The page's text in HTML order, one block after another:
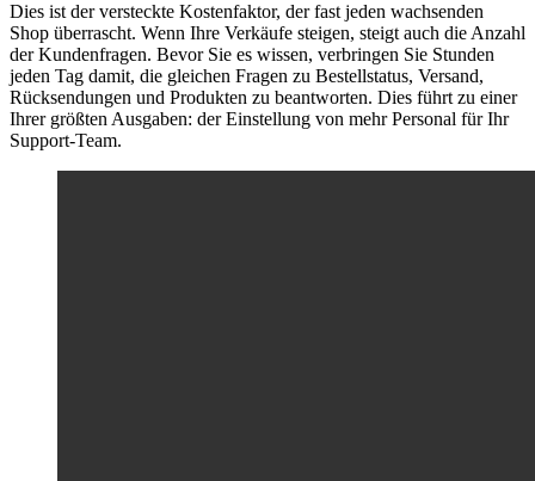
Dies ist der versteckte Kostenfaktor, der fast jeden wachsenden
Shop überrascht. Wenn Ihre Verkäufe steigen, steigt auch die Anzahl
der Kundenfragen. Bevor Sie es wissen, verbringen Sie Stunden
jeden Tag damit, die gleichen Fragen zu Bestellstatus, Versand,
Rücksendungen und Produkten zu beantworten. Dies führt zu einer
Ihrer größten Ausgaben: der Einstellung von mehr Personal für Ihr
Support-Team.